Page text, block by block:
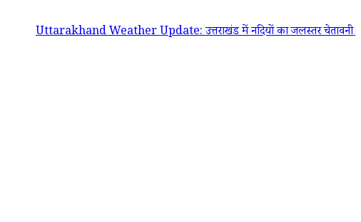
Uttarakhand Weather Update: उत्तराखंड में नदियों का जलस्तर चेतावनी निशान के